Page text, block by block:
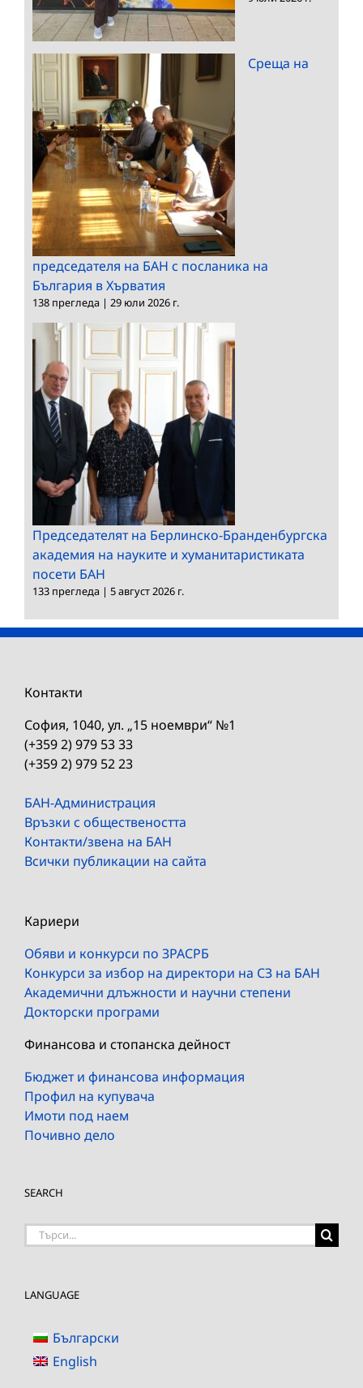
Среща на
председателя на БАН с посланика на
България в Хърватия
138 прегледа | 29 юли 2026 г.
Председателят на Берлинско-Бранденбургска
академия на науките и хуманитаристиката
посети БАН
133 прегледа | 5 август 2026 г.
Контакти
София, 1040, ул. „15 ноември“ №1
(+359 2) 979 53 33
(+359 2) 979 52 23
БАН-Администрация
Връзки с обществеността
Контакти/звена на БАН
Всички публикации на сайта
Кариери
Обяви и конкурси по ЗРАСРБ
Конкурси за избор на директори на СЗ на БАН
Академични длъжности и научни степени
Докторски програми
Финансова и стопанска дейност
Бюджет и финансова информация
Профил на купувача
Имоти под наем
Почивно дело
SEARCH
Търсене
LANGUAGE
Български
English